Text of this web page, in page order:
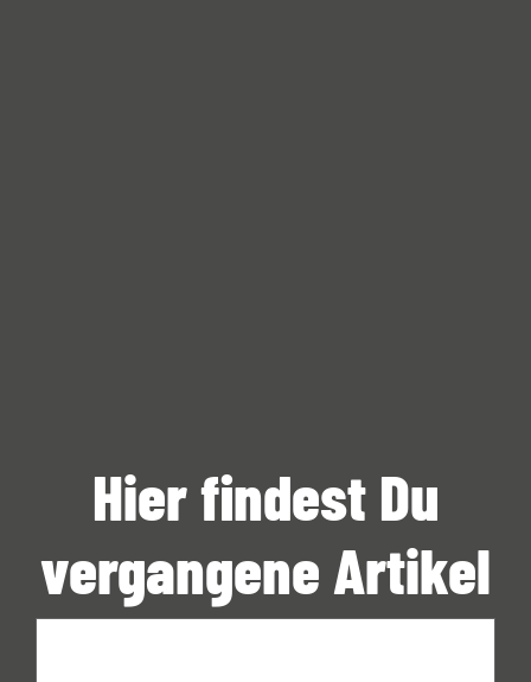
Hier findest Du
vergangene Artikel